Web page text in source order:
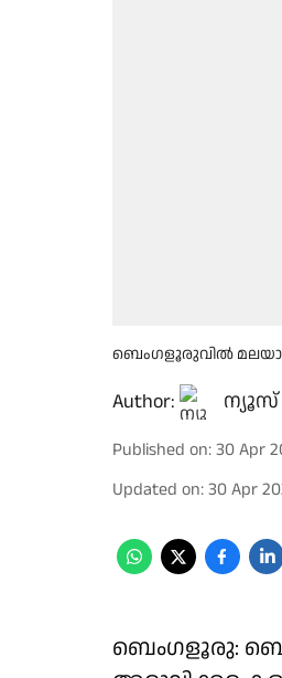
ബെംഗളൂരുവിൽ
Author:
Published on:30 Apr
Updated on:30 Apr
ബെംഗളൂരു: